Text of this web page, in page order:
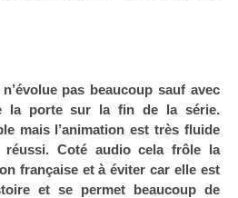
pas beaucoup sauf avec
la porte sur la fin de la série.
mais l’animation est très fluide
Coté audio cela frôle la
française et à éviter car elle est
et se permet beaucoup de